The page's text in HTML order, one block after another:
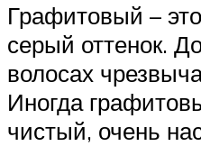
Графитовый –
серый оттенок.
волосах
Иногда
чистый, очень